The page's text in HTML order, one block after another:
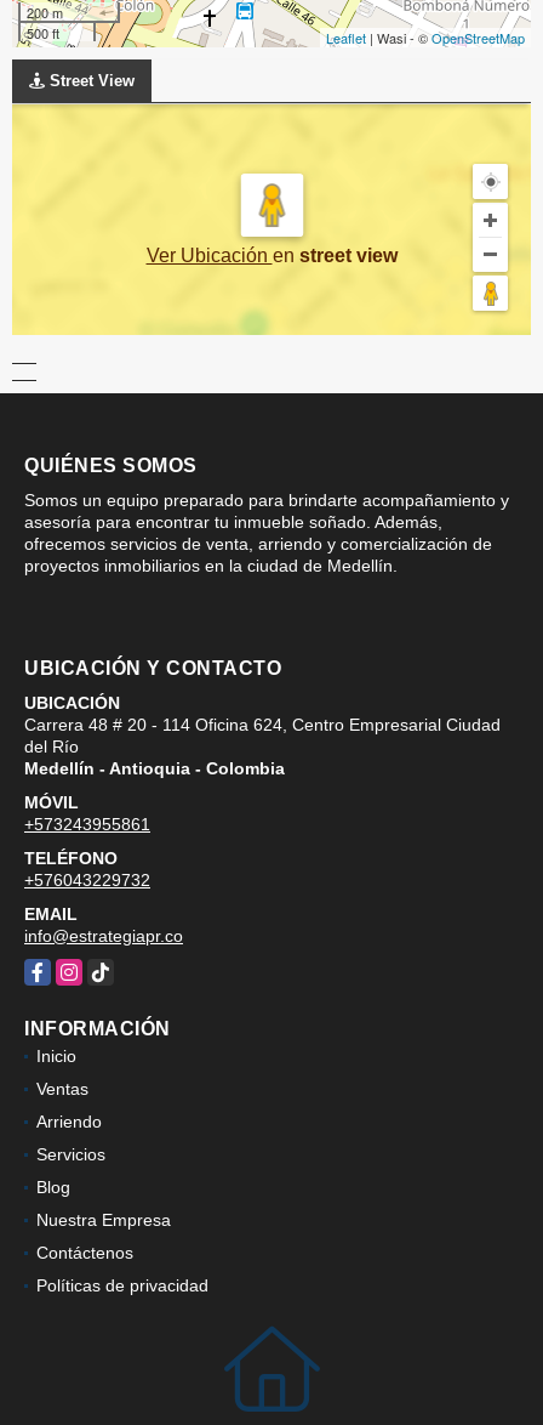
200 m
500 ft
Leaflet | Wasi - ©OpenStreetMap
Street View
Ver Ubicación en street view
QUIÉNES SOMOS
Somos un equipo preparado para brindarte acompañamiento y
asesoría para encontrar tu inmueble soñado. Además,
ofrecemos servicios de venta, arriendo y comercialización de
proyectos inmobiliarios en la ciudad de Medellín.
UBICACIÓN Y CONTACTO
UBICACIÓN
Carrera 48 # 20 - 114 Oficina 624, Centro Empresarial Ciudad
del Río
Medellín - Antioquia - Colombia
MÓVIL
+573243955861
TELÉFONO
+576043229732
EMAIL
info@estrategiapr.co
Facebook
Instagram
TikTok
INFORMACIÓN
Inicio
Ventas
Arriendo
Servicios
Blog
Nuestra Empresa
Contáctenos
Políticas de privacidad